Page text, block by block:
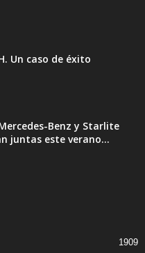
Un caso de éxito
Benz y Starlite
juntas este verano...
1909